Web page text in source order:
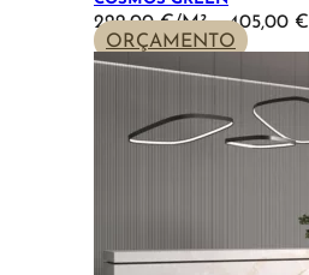
222,00€ – 405,00 €
ORÇAMENTO